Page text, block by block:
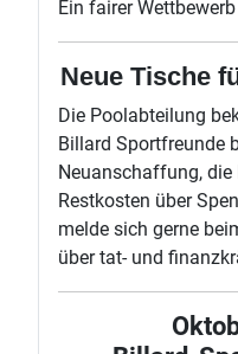
Ein fairer
Neue Tische
Die Poolabteilung
Billard Sportfreunde
Neuanschaffung,
Restkosten über
melde sich gerne
über tat- und